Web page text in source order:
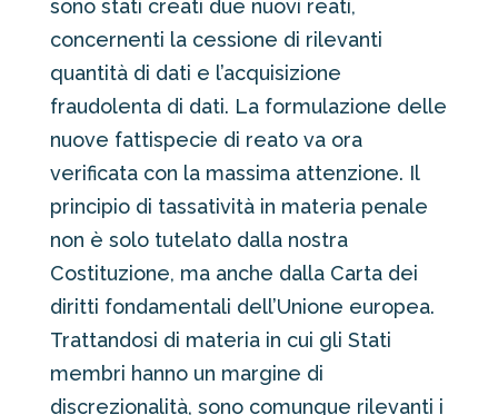
sono stati creati due nuovi reati,
concernenti la cessione di rilevanti
quantità di dati e l’acquisizione
fraudolenta di dati. La formulazione delle
nuove fattispecie di reato va ora
verificata con la massima attenzione. Il
principio di tassatività in materia penale
non è solo tutelato dalla nostra
Costituzione, ma anche dalla Carta dei
diritti fondamentali dell’Unione europea.
Trattandosi di materia in cui gli Stati
membri hanno un margine di
discrezionalità, sono comunque rilevanti i